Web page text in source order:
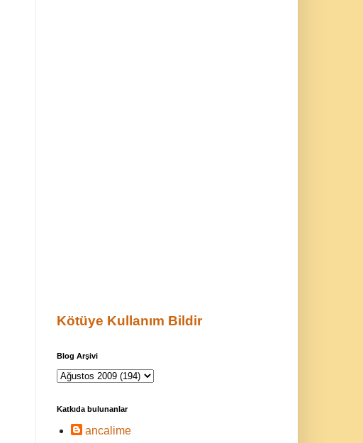
Kötüye Kullanım Bildir
Blog Arşivi
Katkıda bulunanlar
ancalime